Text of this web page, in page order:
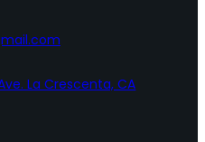
La Crescenta, CA